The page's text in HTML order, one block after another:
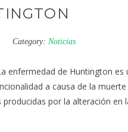
Category: Noticias
enfermedad de Huntington
a causa de la muerte
por la alteración en